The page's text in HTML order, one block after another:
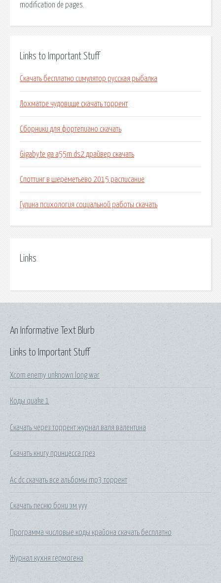
modification de pages.
Links to Important Stuff
Скачать бесплатно симулятор русская рыбалка
Лохматое чудовище скачать торрент
Сборники для фортепиано скачать
Gigabyte ga a55m ds2 драйвер скачать
Споттинг в шереметьево 2015 расписание
Гулина психология социальной работы скачать
Links
Links to Important Stuff
Xcom enemy unknown long war
Коды quake 1
Скачать через торрент журнал валя валентина
Скачать книгу принцесса грез
Ac dc скачать все альбомы mp3 торрент
Скачать песню бони эм ууу
Программа числовые коды крайона скачать бесплатно
Журнал кухня гермогена
An Informative Text Blurb